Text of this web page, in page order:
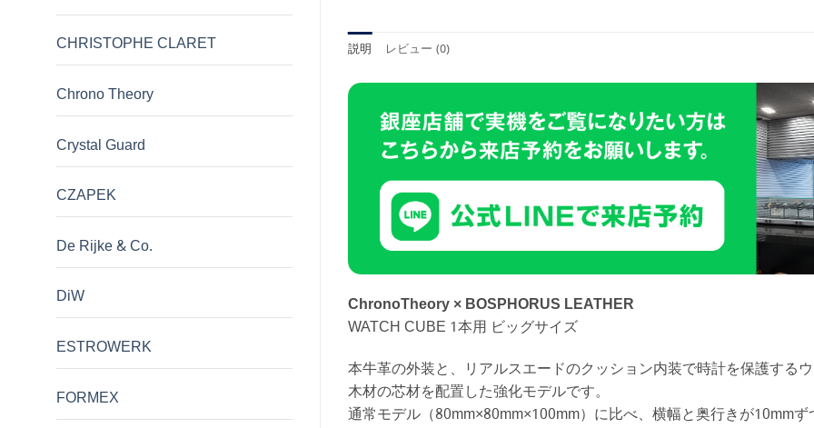
CHRISTOPHE CLARET
Chrono Theory
Crystal Guard
CZAPEK
De Rijke & Co.
DiW
ESTROWERK
FORMEX
説明 レビュー (0)
ChronoTheory × BOSPHORUS LEATHER
WATCH CUBE 1本用 ビッグサイズ
本牛革の外装と、リアルスエードのクッション内装で時計を保護する
木材の芯材を配置した強化モデルです。
通常モデル（80mm×80mm×100mm）に比べ、横幅と奥行きが10mm